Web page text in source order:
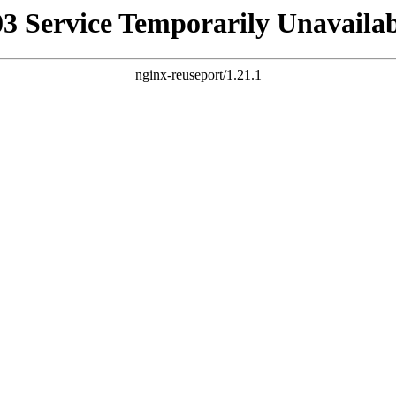
Service Temporarily
nginx-reuseport/1.21.1